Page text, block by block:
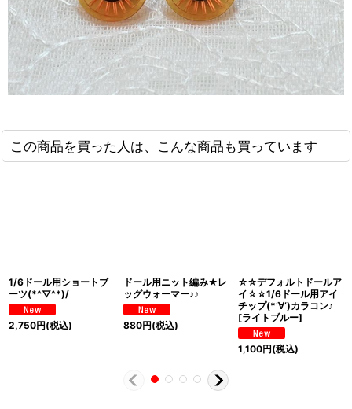
この商品を買った人は、こんな商品も買っています
1/6ドール用ショートブ
ーツ(*^▽^*)/
2,750円(税込)
ドール用ニット編み★レ
ッグウォーマー♪♪
880円(税込)
☆☆デフォルトドールア
イ☆☆1/6ドール用アイ
チップ(*‘∀‘)カラコン♪
[ライトブルー]
1,100円(税込)